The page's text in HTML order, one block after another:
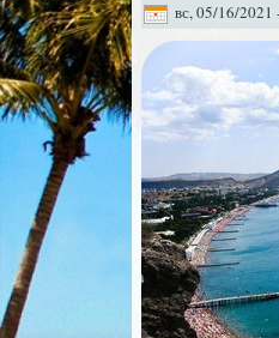
вс, 05/16/2021